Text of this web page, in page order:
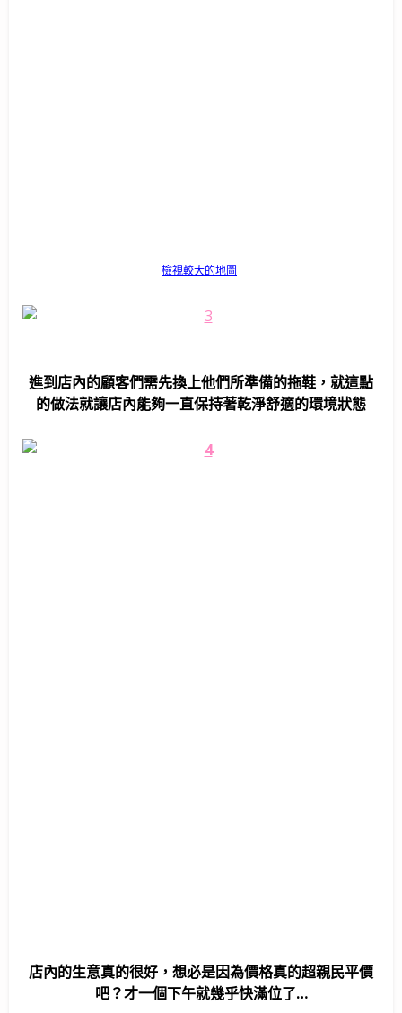
檢視較大的地圖
進到店內的顧客們需先換上他們所準備的拖鞋，就這點
的做法就讓店內能夠一直保持著乾淨舒適的環境狀態
店內的生意真的很好，想必是因為價格真的超親民平價
吧？才一個下午就幾乎快滿位了…